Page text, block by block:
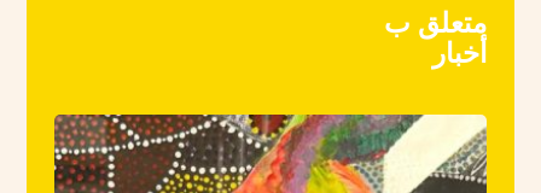
متعلق ب
أخبار